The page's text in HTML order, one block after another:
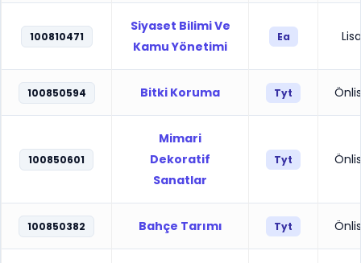
100810471
Siyaset Bilimi Ve
Kamu Yönetimi
Ea
100850594 Bitki Koruma Tyt
100850601
Mimari
Dekoratif
Sanatlar
Tyt
100850382 Bahçe Tarımı Tyt